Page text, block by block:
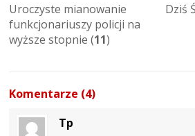
Uroczyste mianowanie
funkcjonariuszy policji na
wyższe stopnie (11)
Dziś
Komentarze (4)
Tp